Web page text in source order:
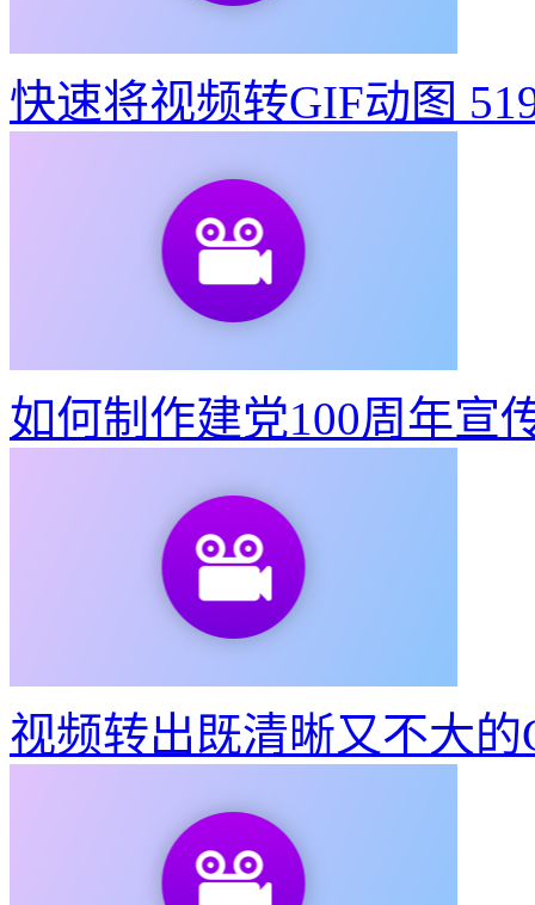
快速将视频转GIF动图
如何制作建党100周年宣
视频转出既清晰又不大的